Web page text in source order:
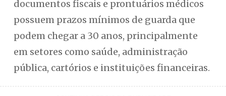
documentos fiscais e prontuários médicos
possuem prazos mínimos de guarda que
podem chegar a 30 anos, principalmente
em setores como saúde, administração
pública, cartórios e instituições financeiras.